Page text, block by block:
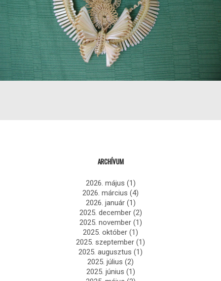
ARCHÍVUM
2026. május (1)
2026. március (4)
2026. január(1)
2025. december(2)
2025. november(1)
2025. október (1)
2025. szeptember (1)
2025. augusztus (1)
2025. július (2)
2025. június (1)